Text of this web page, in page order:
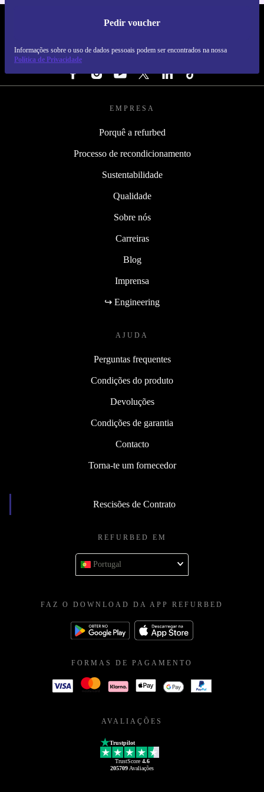
Pedir voucher
Informações sobre o uso de dados pessoais podem ser encontrados na nossa
Política de Privacidade
REFURBED PORTUGAL - RETHINK NEW.
SEGUE-NOS
EMPRESA
Porquê a refurbed
Processo de recondicionamento
Sustentabilidade
Qualidade
Sobre nós
Carreiras
Blog
Imprensa
↪ Engineering
AJUDA
Perguntas frequentes
Condições do produto
Devoluções
Condições de garantia
Contacto
Torna-te um fornecedor
Rescisões de Contrato
REFURBED EM
Portugal
FAZ O DOWNLOAD DA APP REFURBED
FORMAS DE PAGAMENTO
AVALIAÇÕES
Trustpilot
TrustScore 4.6
205709 Avaliações